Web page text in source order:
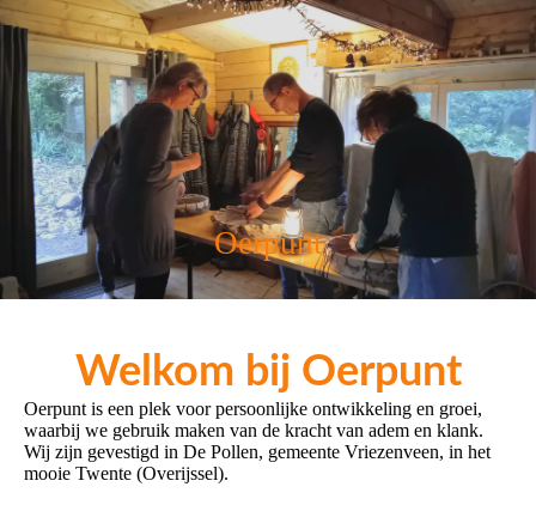
Oerpunt
Welkom bij Oerpunt
Oerpunt is een plek voor persoonlijke ontwikkeling en groei,
waarbij we gebruik maken van de kracht van adem en klank.
Wij zijn gevestigd in De Pollen, gemeente Vriezenveen, in het
mooie Twente (Overijssel).